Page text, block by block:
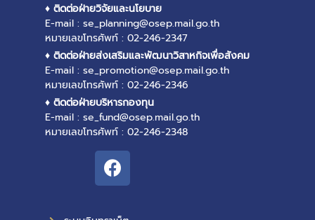
♦ ติดต่อฝ่ายวิจัยและนโยบาย
E-mail : se_planning@osep.mail.go.th
หมายเลขโทรศัพท์ : 02-246-2347
♦ ติดต่อฝ่ายส่งเสริมและพัฒนาวิสาหกิจเพื่อสังคม
E-mail : se_promotion@osep.mail.go.th
หมายเลขโทรศัพท์ : 02-246-2346
♦ ติดต่อฝ่ายบริหารกองทุน
E-mail : se_fund@osep.mail.go.th
หมายเลขโทรศัพท์ : 02-246-2348